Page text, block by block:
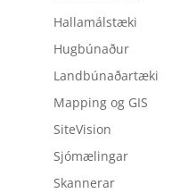
Hallamálstæki
Hugbúnaður
Landbúnaðartæki
Mapping og GIS
SiteVision
Sjómælingar
Skannerar